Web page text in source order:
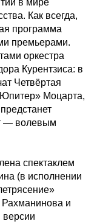
Как всегда,
программа
премьерами.
оркестра
Курентзиса: в
Четвёртая
Моцарта,
— волевым
спектаклем
(в исполнении
и
версии